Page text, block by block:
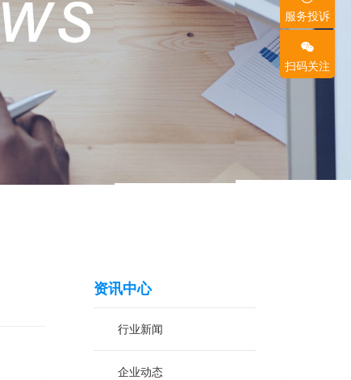
资讯中心
行业新闻
企业动态
服务投诉
扫码关注